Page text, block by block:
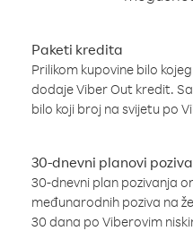
Paketi kredita
Prilikom kupovine bilo
dodaje Viber Out kredit.
bilo koji broj na svijetu po
30-dnevni planovi
30-dnevni plan pozivanja
međunarodnih poziva na
30 dana po Viberovim